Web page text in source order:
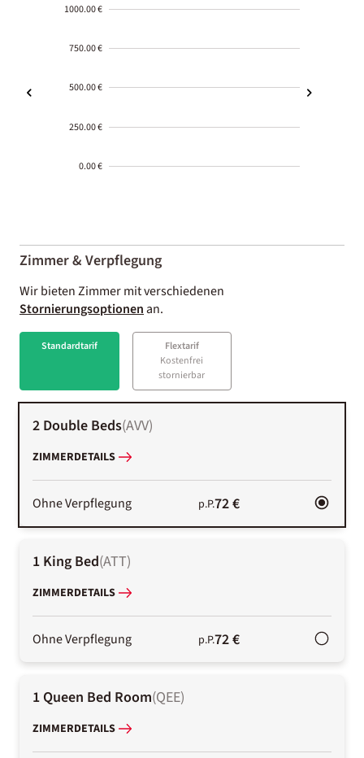
1000.00 €
750.00 €
500.00 €
250.00 €
0.00 €
01-02
Zimmer & Verpflegung
Wir bieten Zimmer mit verschiedenen
Stornierungsoptionenan.
Standardtarif
Flextarif
Kostenfrei
stornierbar
2 Double Beds(AVV)
ZIMMERDETAILS
Ohne Verpflegung p.P.72 €
1 King Bed(ATT)
ZIMMERDETAILS
Ohne Verpflegung p.P.72 €
1 Queen Bed Room(QEE)
ZIMMERDETAILS